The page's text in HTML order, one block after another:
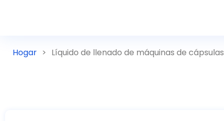
Hogar > Líquido de llenado de máquinas de cápsulas